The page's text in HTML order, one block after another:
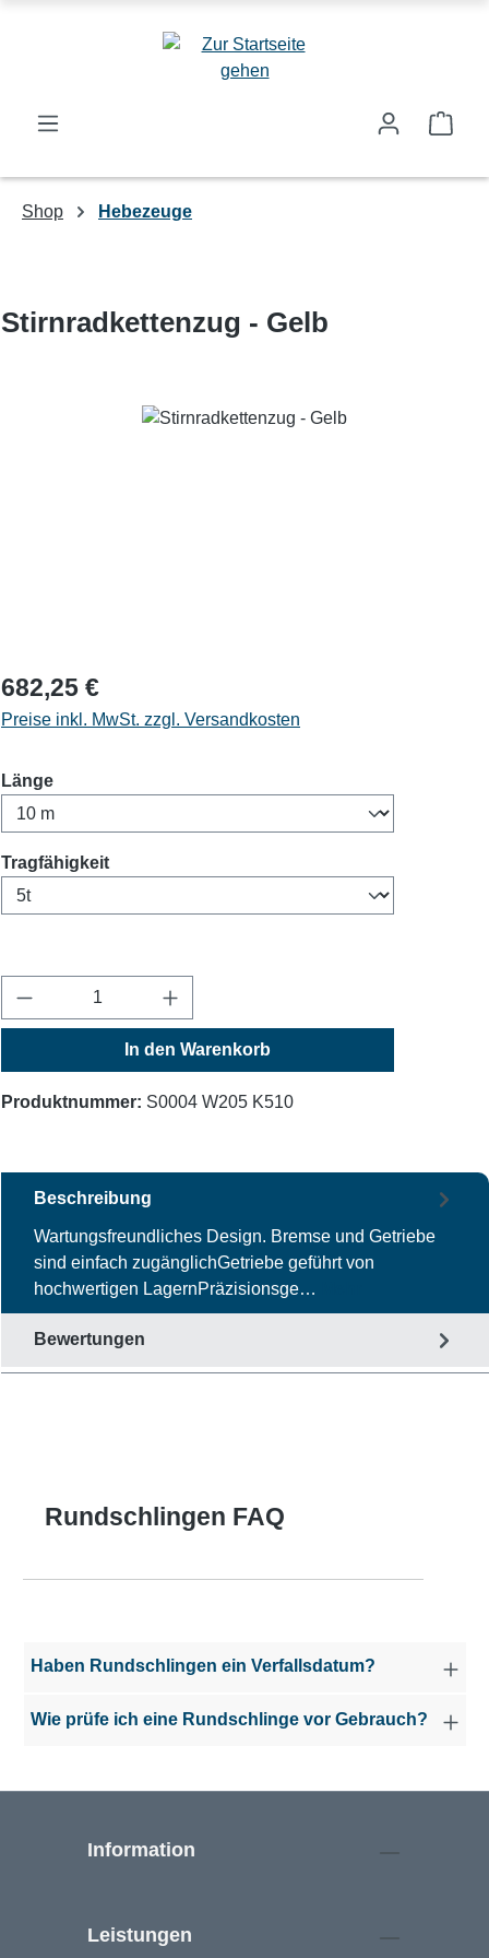
Shop Hebezeuge
Stirnradkettenzug - Gelb
Bildergalerie überspringen
682,25 €
Preise inkl. MwSt. zzgl. Versandkosten
Längeauswählen
Tragfähigkeitauswählen
Produkt Anzahl: Gib den gewünschten Wert
In den Warenkorb
Produktnummer: S0004 W205 K510
Beschreibung
Wartungsfreundliches Design. Bremse und Getriebe
sind einfach zugänglichGetriebe geführt von
hochwertigen LagernPräzisionsge…
Bewertungen
Rundschlingen FAQ
Haben Rundschlingen ein Verfallsdatum?
Wie prüfe ich eine Rundschlinge vor Gebrauch?
Information
Leistungen